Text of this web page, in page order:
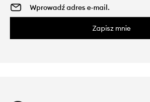
Zapisz mnie